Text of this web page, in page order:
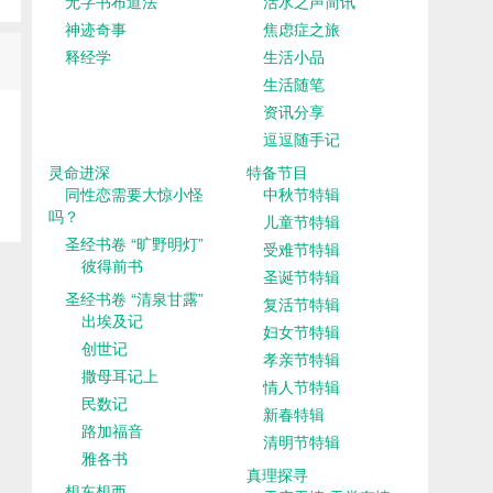
神迹奇事
释经学
焦虑症之旅
生活小品
生活随笔
资讯分享
逗逗随手记
灵命进深
同性恋需要大惊小怪
吗？
圣经书卷 “旷野明灯”
彼得前书
圣经书卷 “清泉甘露”
出埃及记
创世记
撒母耳记上
民数记
路加福音
雅各书
特备节目
中秋节特辑
儿童节特辑
受难节特辑
圣诞节特辑
复活节特辑
妇女节特辑
孝亲节特辑
情人节特辑
新春特辑
清明节特辑
真理探寻